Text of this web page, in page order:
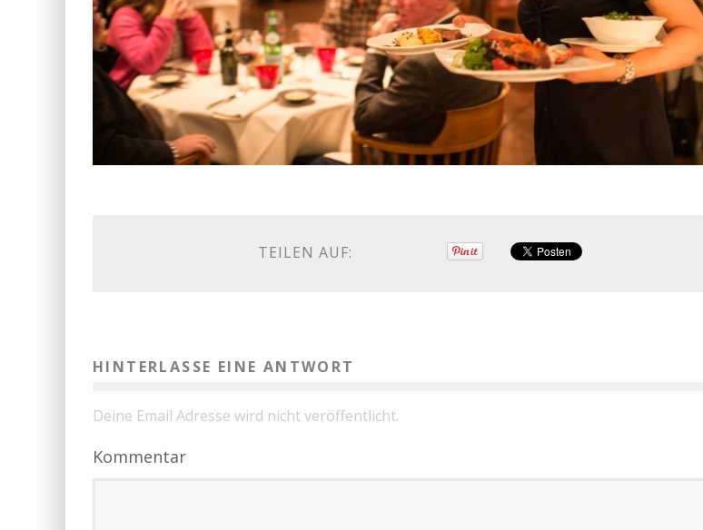
TEILEN AUF:
HINTERLASSE EINE ANTWORT
Deine Email Adresse wird nicht veröffentlicht.
Kommentar